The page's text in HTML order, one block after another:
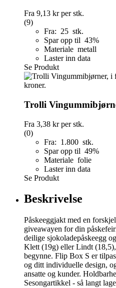
Fra 9,13 krper stk.
(9)
Fra: 25 stk.
Spar opp til 43%
Materiale metall
Laster inn data
Se Produkt
Trolli
Fra 3,38 krper stk.
(0)
Fra: 1.800 stk.
Spar opp til 49%
Materiale folie
Laster inn data
Se Produkt
Beskrivelse
Påskeeggjakt med en
giveawayen for din
deilige sjokoladepåskeegg
Klett (19g) eller Lindt
begynne. Flip Box S er
og ditt individuelle design,
ansatte og kunder.
Sesongartikkel - så langt